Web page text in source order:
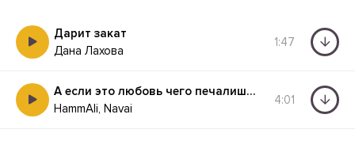
Дарит закат
Дана Лахова
1:47
А если это любовь чего печалишься ты
HammAli, Navai
4:01